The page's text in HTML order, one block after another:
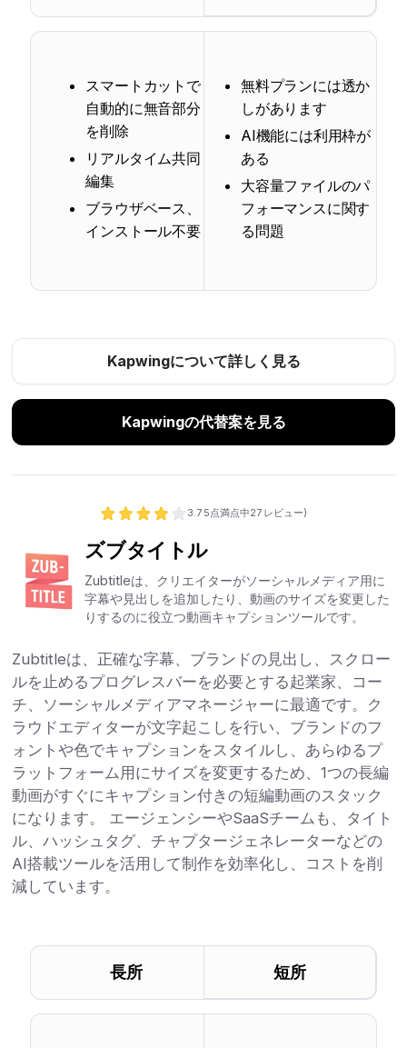
スマートカットで
自動的に無音部分
を削除
リアルタイム共同
編集
ブラウザベース、
インストール不要
無料プランには透か
しがあります
AI機能には利用枠が
ある
大容量ファイルのパ
フォーマンスに関す
る問題
Kapwingについて詳しく見る
Kapwingの代替案を見る
3.7 5点満点中27 レビュー)
ズブタイトル
Zubtitleは、クリエイターがソーシャルメディア用に
字幕や見出しを追加したり、動画のサイズを変更した
りするのに役立つ動画キャプションツールです。
Zubtitleは、正確な字幕、ブランドの見出し、スクロー
ルを止めるプログレスバーを必要とする起業家、コー
チ、ソーシャルメディアマネージャーに最適です。ク
ラウドエディターが文字起こしを行い、ブランドのフ
ォントや色でキャプションをスタイルし、あらゆるプ
ラットフォーム用にサイズを変更するため、1つの長編
動画がすぐにキャプション付きの短編動画のスタック
になります。 エージェンシーやSaaSチームも、タイト
ル、ハッシュタグ、チャプタージェネレーターなどの
AI搭載ツールを活用して制作を効率化し、コストを削
減しています。
長所 短所